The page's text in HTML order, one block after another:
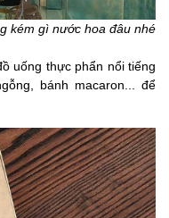
kém gì nước hoa đâu nhé
uống thực phẩn nổi tiếng
bánh macaron... để